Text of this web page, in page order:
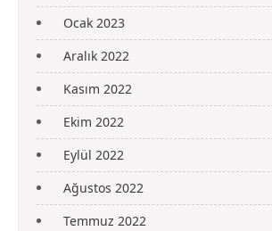
Ocak 2023
Aralık 2022
Kasım 2022
Ekim 2022
Eylül 2022
Ağustos 2022
Temmuz 2022